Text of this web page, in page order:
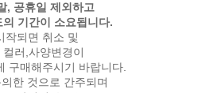
, 공휴일 제외하고
기간이 소요됩니다.
작되면 취소 및
러,사양변경이
구매해주시기 바랍니다.
한 것으로 간주되며